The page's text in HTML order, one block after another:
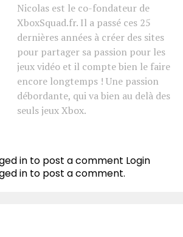
Nicolas est le co-fondateur de
XboxSquad.fr. Il a passé ces 25
dernières années à créer des sites
pour partager sa passion pour les
jeux vidéo et il compte bien le faire
encore longtemps ! Une passion
débordante, qui va bien au delà des
seuls jeux Xbox.
in to post a comment Login
in to post a comment.